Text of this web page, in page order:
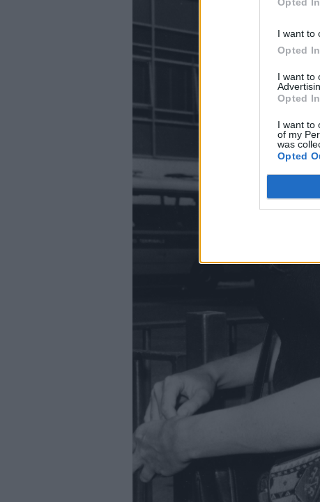
I want to
Opted In
I want to
Opted In
I want to
of my
was
Opted